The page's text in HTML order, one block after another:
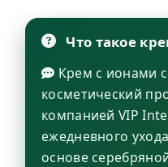
Что такое
Крем с ионами
косметический
компанией VIP
ежедневного
основе